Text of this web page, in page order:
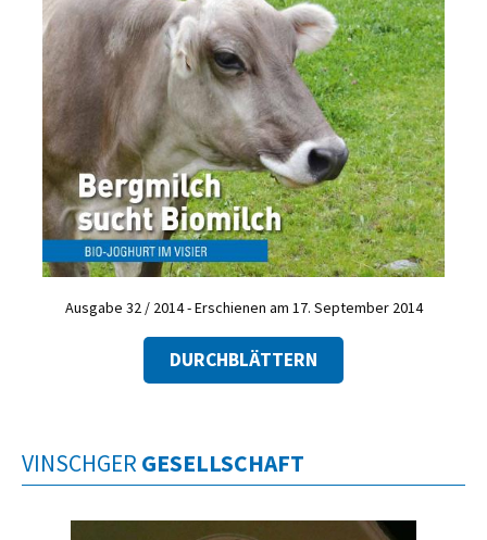
Ausgabe 32 / 2014 - Erschienen am 17. September 2014
DURCHBLÄTTERN
VINSCHGER GESELLSCHAFT